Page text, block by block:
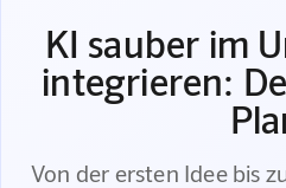
KI sauber im
integrieren:
Von der ersten Idee bis